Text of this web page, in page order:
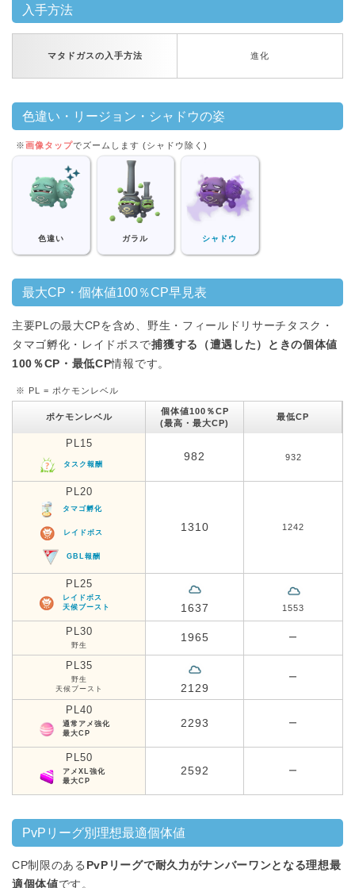
入手方法
マタドガスの入手方法 進化
色違い・リージョン・シャドウの姿
※画像タップでズームします (シャドウ除く)
色違い ガラル シャドウ
最大CP・個体値100％CP早見表
主要PLの最大CPを含め、野生・フィールドリサーチタスク・
タマゴ孵化・レイドボスで捕獲する（遭遇した）ときの個体値
100％CP・最低CP情報です。
※ PL = ポケモンレベル
ポケモンレベル
個体値100％CP
(最高・最大CP)
最低CP
PL15
タスク報酬
982 932
PL20
タマゴ孵化
レイドボス
GBL報酬
1310 1242
PL25
レイドボス
天候ブースト
1637 1553
PL30
野生
1965 ー
PL35
野生
天候ブースト
2129
ー
PL40
通常アメ強化
最大CP
2293 ー
PL50
アメXL強化
最大CP
2592 ー
PvPリーグ別理想最適個体値
CP制限のある PvPリーグで耐久力がナンバーワンとなる理想最
適個体値です。